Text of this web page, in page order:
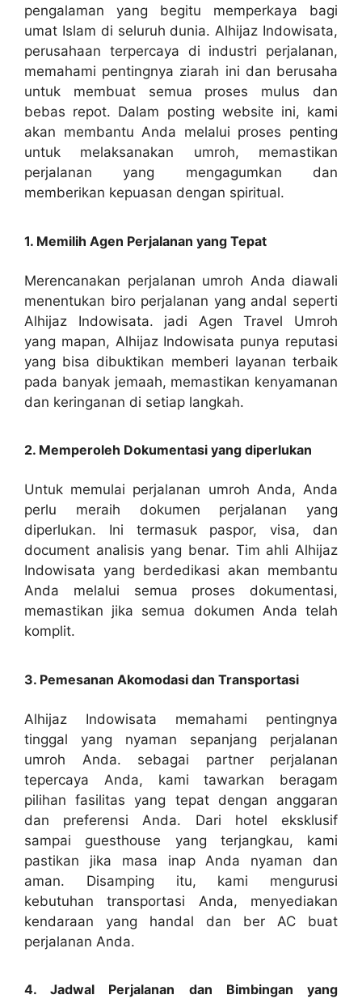
pengalaman yang begitu memperkaya bagi
umat Islam di seluruh dunia. Alhijaz Indowisata,
perusahaan terpercaya di industri perjalanan,
memahami pentingnya ziarah ini dan berusaha
untuk membuat semua proses mulus dan
bebas repot. Dalam posting website ini, kami
akan membantu Anda melalui proses penting
untuk melaksanakan umroh, memastikan
perjalanan yang mengagumkan dan
memberikan kepuasan dengan spiritual.
1. Memilih Agen Perjalanan yang Tepat
Merencanakan perjalanan umroh Anda diawali
menentukan biro perjalanan yang andal seperti
Alhijaz Indowisata. jadi Agen Travel Umroh
yang mapan, Alhijaz Indowisata punya reputasi
yang bisa dibuktikan memberi layanan terbaik
pada banyak jemaah, memastikan kenyamanan
dan keringanan di setiap langkah.
2. Memperoleh Dokumentasi yang diperlukan
Untuk memulai perjalanan umroh Anda, Anda
perlu meraih dokumen perjalanan yang
diperlukan. Ini termasuk paspor, visa, dan
document analisis yang benar. Tim ahli Alhijaz
Indowisata yang berdedikasi akan membantu
Anda melalui semua proses dokumentasi,
memastikan jika semua dokumen Anda telah
komplit.
3. Pemesanan Akomodasi dan Transportasi
Alhijaz Indowisata memahami pentingnya
tinggal yang nyaman sepanjang perjalanan
umroh Anda. sebagai partner perjalanan
tepercaya Anda, kami tawarkan beragam
pilihan fasilitas yang tepat dengan anggaran
dan preferensi Anda. Dari hotel eksklusif
sampai guesthouse yang terjangkau, kami
pastikan jika masa inap Anda nyaman dan
aman. Disamping itu, kami mengurusi
kebutuhan transportasi Anda, menyediakan
kendaraan yang handal dan ber AC buat
perjalanan Anda.
4. Jadwal Perjalanan dan Bimbingan yang